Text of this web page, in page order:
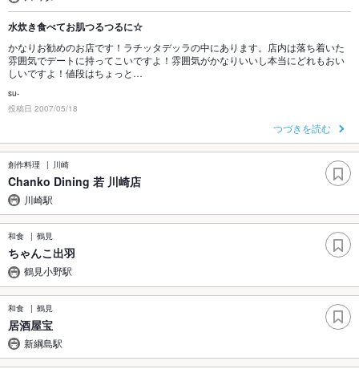
水炊き食べてお肌つるつるに☆
かなりお勧めのお店です！ラチッタデッラの中にあります。店内は落ち着いた
雰囲気でデートに持ってこいですよ！雰囲気がかなりいいし本当にどれもおい
しいですよ！値段はちょっと…
su-
投稿日 2007/05/18
つづきを読む
創作料理 川崎
Chanko Dining 若 川崎店
川崎駅
和食 鶴見
ちゃんこ出羽
鶴見小野駅
和食 鶴見
居酒屋宝
新綱島駅